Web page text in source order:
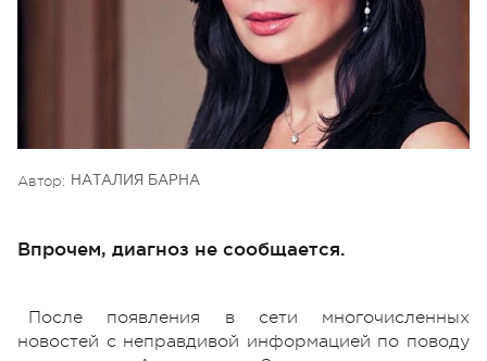
Автор: НАТАЛИЯ БАРНА
Впрочем, диагноз не сообщается.
После появления в сети многочисленных
новостей с неправдивой информацией по поводу